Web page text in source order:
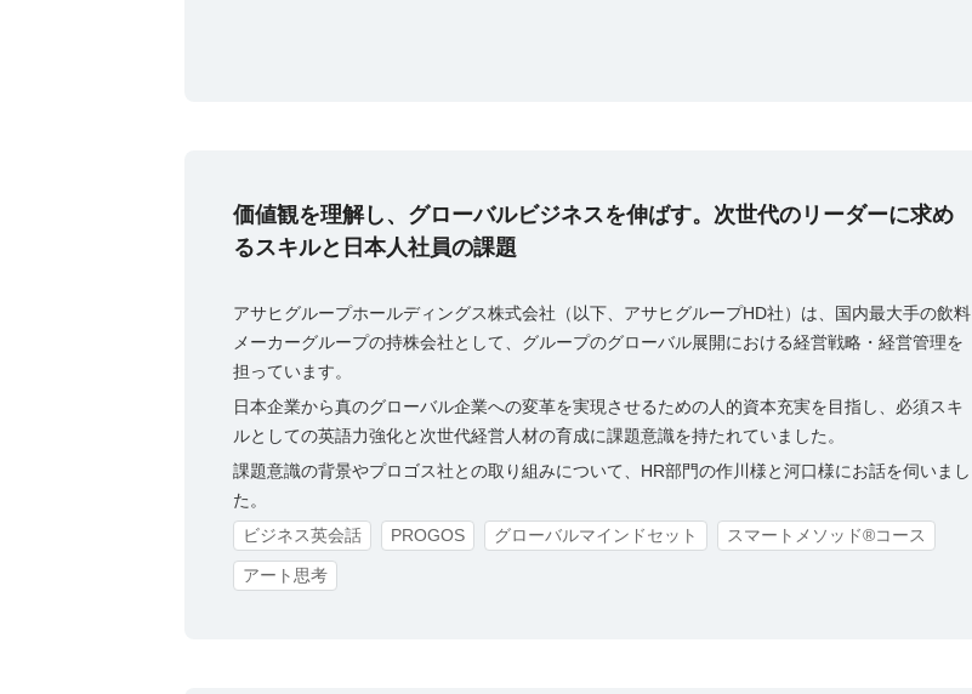
価値観を理解し、グローバルビジネスを伸ばす。次世代のリーダーに求め
るスキルと日本人社員の課題
アサヒグループホールディングス株式会社（以下、アサヒグループHD社）は、国内最大手の飲料
メーカーグループの持株会社として、グループのグローバル展開における経営戦略・経営管理を
担っています。
日本企業から真のグローバル企業への変革を実現させるための人的資本充実を目指し、必須スキ
ルとしての英語力強化と次世代経営人材の育成に課題意識を持たれていました。
課題意識の背景やプロゴス社との取り組みについて、HR部門の作川様と河口様にお話を伺いまし
た。
ビジネス英会話
PROGOS グローバルマインドセット スマートメソッド®コース
アート思考